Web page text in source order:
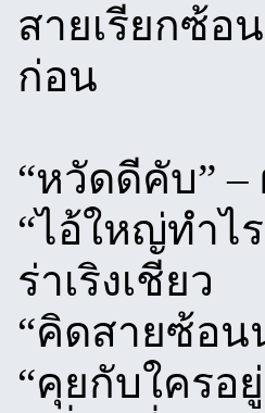
สายเรียกซ้อ
ก่อน
“หวัดดีคับ”
“ไอ้ใหญ่ทำไ
ร่าเริงเชียว
“คิดสายซ้อน
“คุยกับใครอ